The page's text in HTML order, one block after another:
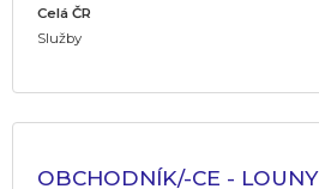
Celá ČR
Služby
OBCHODNÍK/-CE - LOUNY